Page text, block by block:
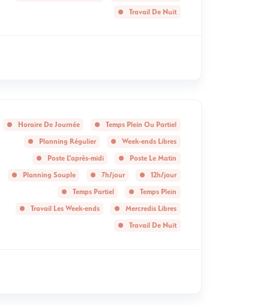
Travail De Nuit
Horaire De Journée
Temps Plein Ou Partiel
Planning Régulier
Week-ends Libres
Poste L'après-midi
Poste Le Matin
Planning Souple
7h/jour
12h/jour
Temps Partiel
Temps Plein
Travail Les Week-ends
Mercredis Libres
Travail De Nuit